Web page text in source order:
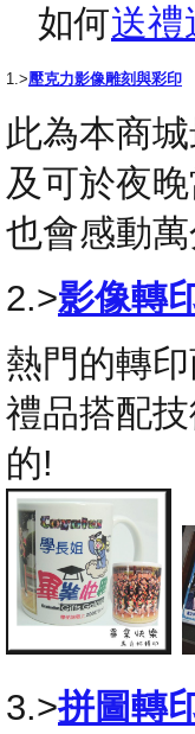
如何送禮
1.>壓克力影像雕刻與彩印
此為本商
及可於夜
也會感動
2.>影像轉
熱門的轉
禮品搭配
的!
3.>拼圖轉